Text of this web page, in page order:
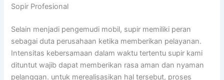
Sopir Profesional
Selain menjadi pengemudi mobil, supir memiliki peran
sebagai duta perusahaan ketika memberikan pelayanan.
Intensitas kebersamaan dalam waktu tertentu supir kami
dituntut wajib dapat memberikan rasa aman dan nyaman
pelanggan. untuk merealisasikan hal tersebut, proses